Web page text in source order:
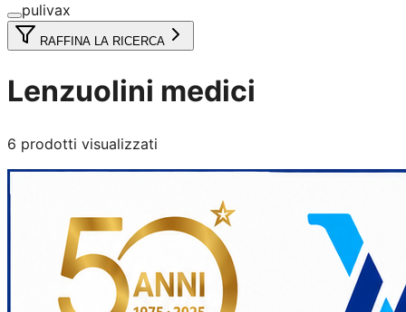
pulivax
RAFFINA LA RICERCA
Lenzuolini medici
6 prodotti visualizzati